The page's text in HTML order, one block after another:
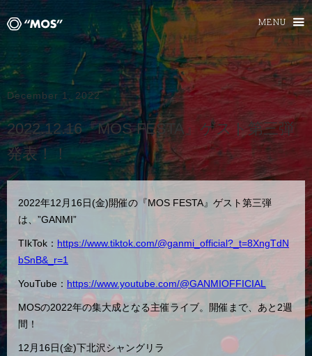
MENU
December 1, 2022
2022.12.16『MOS FESTA』ゲスト第三弾
発表！！
2022年12月16日(金)開催の『MOS FESTA』ゲスト第三弾
は、”GANMI”
TIkTok： https://www.tiktok.com/@ganmi_official?_t=8XngTdN
bSnB&_r=1
YouTube： https://www.youtube.com/@GANMIOFFICIAL
‍MOSの2022年の集大成となる主催ライブ。開催まで、あと2週
間！
12月16日(金)下北沢シャングリラ‍